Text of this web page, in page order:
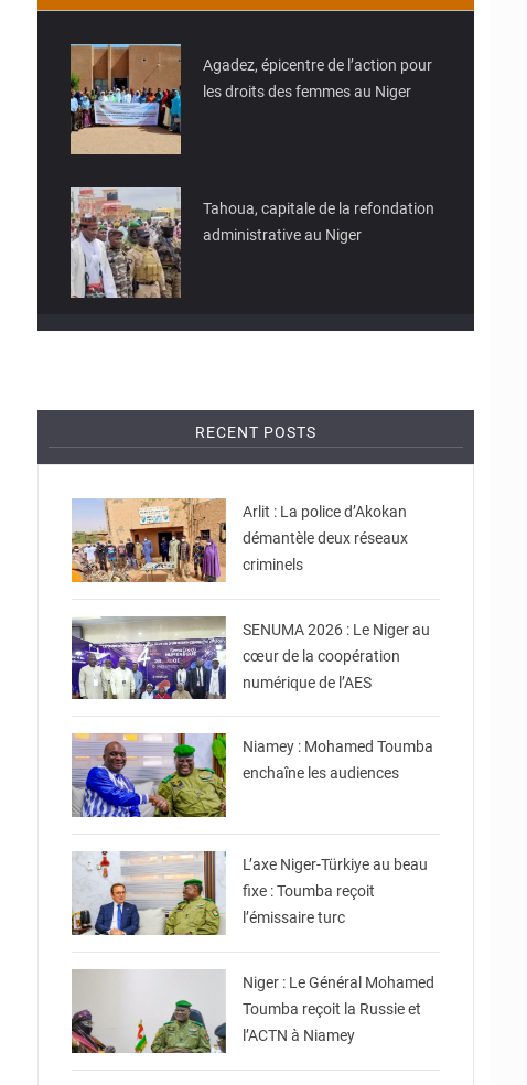
Agadez, épicentre de l’action pour
les droits des femmes au Niger
Tahoua, capitale de la refondation
administrative au Niger
RECENT POSTS
Arlit : La police d’Akokan
démantèle deux réseaux
criminels
© Ministère de
Communication et des
Nouvelles Technologies
SENUMA 2026 : Le Niger au
cœur de la coopération
numérique de l’AES
© Ministère Nigérien de
l'Intérieur
Niamey : Mohamed Toumba
enchaîne les audiences
© Ministère Nigérien de
l'Intérieur
L’axe Niger-Türkiye au beau
fixe : Toumba reçoit
l’émissaire turc
© Ministère Nigérien de
Niger : Le Général Mohamed
Toumba reçoit la Russie et
l’ACTN à Niamey
© Ministère
Enseignement Supérieur/